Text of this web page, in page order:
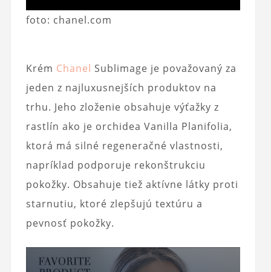
foto: chanel.com
Krém Chanel Sublimage je považovaný za
jeden z najluxusnejších produktov na
trhu. Jeho zloženie obsahuje výťažky z
rastlín ako je orchidea Vanilla Planifolia,
ktorá má silné regeneračné vlastnosti,
napríklad podporuje rekonštrukciu
pokožky. Obsahuje tiež aktívne látky proti
starnutiu, ktoré zlepšujú textúru a
pevnosť pokožky.